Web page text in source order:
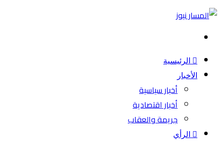
الرئيسية
الأخبار
أخبار سياسية
أخبار اقتصادية
جريمة والعقاب
الرأي